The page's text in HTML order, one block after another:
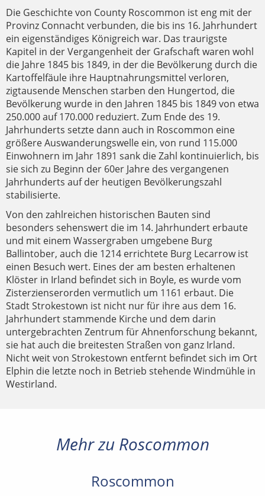
Die Geschichte von County Roscommon ist eng mit der
Provinz Connacht verbunden, die bis ins 16. Jahrhundert
ein eigenständiges Königreich war. Das traurigste
Kapitel in der Vergangenheit der Grafschaft waren wohl
die Jahre 1845 bis 1849, in der die Bevölkerung durch die
Kartoffelfäule ihre Hauptnahrungsmittel verloren,
zigtausende Menschen starben den Hungertod, die
Bevölkerung wurde in den Jahren 1845 bis 1849 von etwa
250.000 auf 170.000 reduziert. Zum Ende des 19.
Jahrhunderts setzte dann auch in Roscommon eine
größere Auswanderungswelle ein, von rund 115.000
Einwohnern im Jahr 1891 sank die Zahl kontinuierlich, bis
sie sich zu Beginn der 60er Jahre des vergangenen
Jahrhunderts auf der heutigen Bevölkerungszahl
stabilisierte.
Von den zahlreichen historischen Bauten sind
besonders sehenswert die im 14. Jahrhundert erbaute
und mit einem Wassergraben umgebene Burg
Ballintober, auch die 1214 errichtete Burg Lecarrow ist
einen Besuch wert. Eines der am besten erhaltenen
Klöster in Irland befindet sich in Boyle, es wurde vom
Zisterzienserorden vermutlich um 1161 erbaut. Die
Stadt Strokestown ist nicht nur für ihre aus dem 16.
Jahrhundert stammende Kirche und dem darin
untergebrachten Zentrum für Ahnenforschung bekannt,
sie hat auch die breitesten Straßen von ganz Irland.
Nicht weit von Strokestown entfernt befindet sich im Ort
Elphin die letzte noch in Betrieb stehende Windmühle in
Westirland.
Mehr zu Roscommon
Roscommon